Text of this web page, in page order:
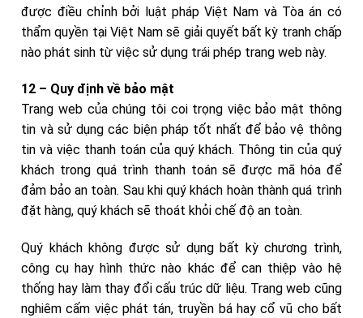
được điều chỉnh bởi luật pháp Việt Nam và Tòa án có
thẩm quyền tại Việt Nam sẽ giải quyết bất kỳ tranh chấp
nào phát sinh từ việc sử dụng trái phép trang web này.
12 – Quy định về bảo mật
Trang web của chúng tôi coi trọng việc bảo mật thông
tin và sử dụng các biện pháp tốt nhất để bảo vệ thông
tin và việc thanh toán của quý khách. Thông tin của quý
khách trong quá trình thanh toán sẽ được mã hóa để
đảm bảo an toàn. Sau khi quý khách hoàn thành quá trình
đặt hàng, quý khách sẽ thoát khỏi chế độ an toàn.
Quý khách không được sử dụng bất kỳ chương trình,
công cụ hay hình thức nào khác để can thiệp vào hệ
thống hay làm thay đổi cấu trúc dữ liệu. Trang web cũng
nghiêm cấm việc phát tán, truyền bá hay cổ vũ cho bất